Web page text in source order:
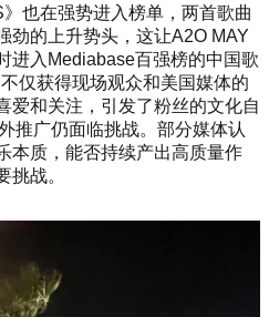
也在强势进入榜单，两首歌曲
劲的上升势头，这让A2O MAY
进入Mediabase百强榜的中国歌
仅获得现场观众和美国媒体的
爱和关注，引发了粉丝的文化自
推广仍面临挑战。部分媒体认
本质，能否持续产出高质量作
挑战。